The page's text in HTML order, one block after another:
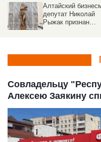
Алтайский
депутат Николай
Рыжак признан
Совладельцу
Алексею Заякину